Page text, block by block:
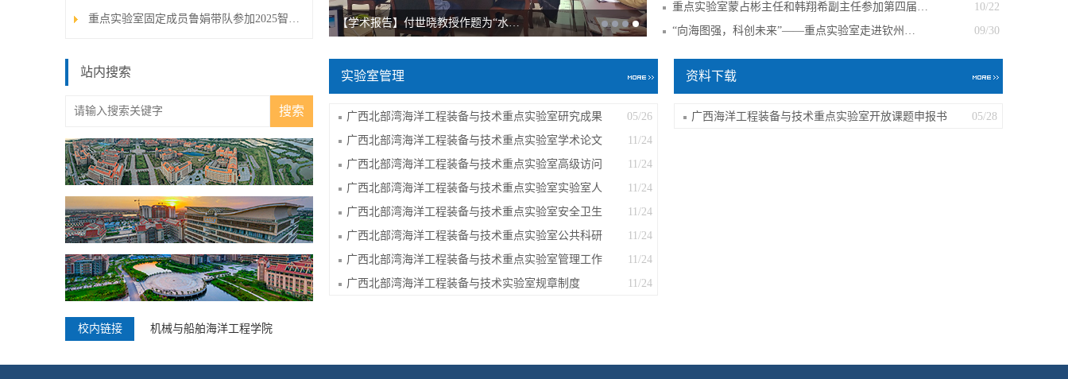
重点实验室固定成员鲁娟带队参加2025智能… 【学术报告】付世晓教授作题为“水…
10/22
重点实验室蒙占彬主任和韩翔希副主任参加第四届…
09/30
“向海图强，科创未来”——重点实验室走进钦州…
站内搜索 实验室管理
05/26
广西北部湾海洋工程装备与技术重点实验室研究成果
11/24
广西北部湾海洋工程装备与技术重点实验室学术论文
11/24
广西北部湾海洋工程装备与技术重点实验室高级访问
11/24
广西北部湾海洋工程装备与技术重点实验室实验室人
11/24
广西北部湾海洋工程装备与技术重点实验室安全卫生
11/24
广西北部湾海洋工程装备与技术重点实验室公共科研
11/24
广西北部湾海洋工程装备与技术重点实验室管理工作
11/24
广西北部湾海洋工程装备与技术实验室规章制度
资料下载
05/28
广西海洋工程装备与技术重点实验室开放课题申报书
校内链接 机械与船舶海洋工程学院